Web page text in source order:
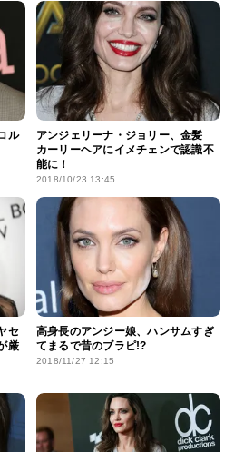
ル
アンジェリーナ・ジョリー、金髪
カーリーヘアにイメチェンで認識不
能に！
2018/10/23 13:45
セ
厳
高身長のアンジー娘、ハンサムすぎ
てまるで昔のブラピ!?
2018/11/27 12:15